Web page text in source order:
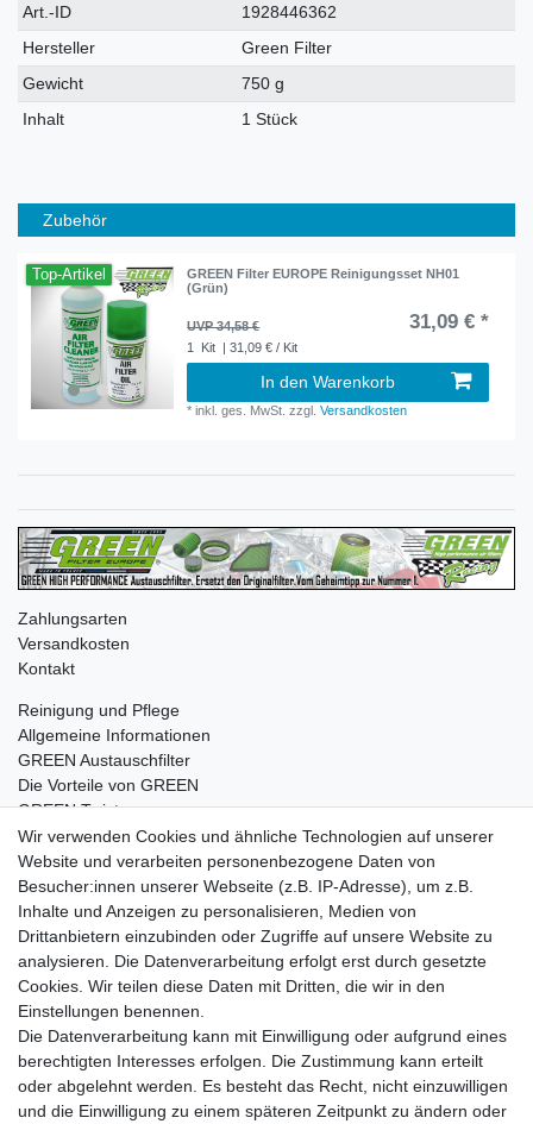
Technisches
Merkmal
Wert
Art.-ID
1928446362
Hersteller
Green Filter
Gewicht
750 g
Inhalt
1 Stück
Zubehör
Top-Artikel
GREEN Filter EUROPE Reinigungsset NH01
(Grün)
UVP 34,58 € 31,09 € *
1 Kit | 31,09 € / Kit
In den Warenkorb
*inkl. ges. MwSt. zzgl.Versandkosten
Zahlungsarten
Versandkosten
Kontakt
Reinigung und Pflege
Allgemeine Informationen
GREEN Austauschfilter
Die Vorteile von GREEN
GREEN Twister
Impressum Daten­schutz­erklärung AGB
Barrierefreiheitserklärung Widerrufs­recht
Vertrag widerrufen Kontakt
Wir verwenden Cookies und ähnliche Technologien auf unserer
Website und verarbeiten personenbezogene Daten von
Besucher:innen unserer Webseite (z.B. IP-Adresse), um z.B.
Inhalte und Anzeigen zu personalisieren, Medien von
Drittanbietern einzubinden oder Zugriffe auf unsere Website zu
analysieren. Die Datenverarbeitung erfolgt erst durch gesetzte
Cookies. Wir teilen diese Daten mit Dritten, die wir in den
Einstellungen benennen.
Die Datenverarbeitung kann mit Einwilligung oder aufgrund eines
berechtigten Interesses erfolgen. Die Zustimmung kann erteilt
oder abgelehnt werden. Es besteht das Recht, nicht einzuwilligen
und die Einwilligung zu einem späteren Zeitpunkt zu ändern oder